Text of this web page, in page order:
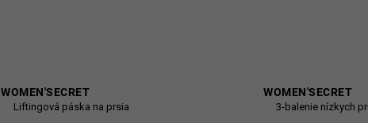
WOMEN'SECRET
Liftingová páska na prsia
WOMEN'SECRET
3-balenie nízkych